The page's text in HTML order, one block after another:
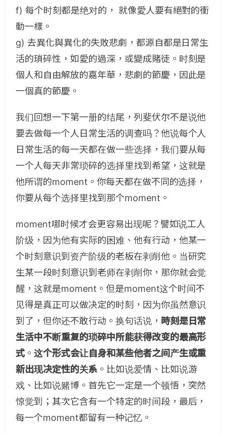
f) 每个时刻都是绝对的，
就像愛人要有絕對的衝
動一樣。
g) 去異化與異化的失敗悲劇，都源自都是日常生
活的瑣碎性，如愛的過深，或變成賭徒。时刻是
個人和自由解放的嘉年華，悲劇的節慶，因此是
一個真的節慶。
我们回想一下第一册的结尾，列斐伏尔不是说他
要去做每一个人日常生活的调查吗？他说每个人
日常生活的每一天都在做一些选择，我们要从每
一个人每天非常琐碎的选择里找到希望，这就是
他所谓的moment。你每天都在做不同的选择，
你要从每个选择里找到那个moment。
moment哪时候才会更容易出现呢？譬如说工人
阶级，因为他有实际的困难、他有行动，他某一
个时刻意识到资产阶级的老板在剥削他。当研究
生某一段时刻意识到老师在剥削你，那你就会觉
醒，这就是moment。但是moment这个时间不
见得是真正可以做决定的时刻，因为你虽然意识
到了，但你还不敢行动。换句话说， 時刻是日常
生活中不断重复的琐碎中所能获得改变的最高形
式 。这个形式会让自身和某些他者之间产生或重
新出现决定性的关系。比如说爱情、比如说游
戏、比如说赌博。首先它一定是一个顿悟，突然
惊觉到；其次它含有一个特定的时间段，最后，
每一个moment都留有一种记忆。